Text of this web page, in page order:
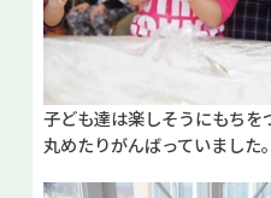
子ども達は楽しそうにもちを
丸めたりがんばっていました。